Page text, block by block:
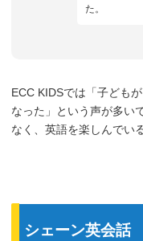
た。
ECC KIDSでは「子ども
なった」という声が多い
なく、英語を楽しんでい
シェーン英会話